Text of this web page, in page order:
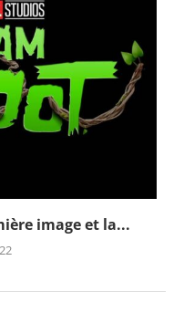
image et la...